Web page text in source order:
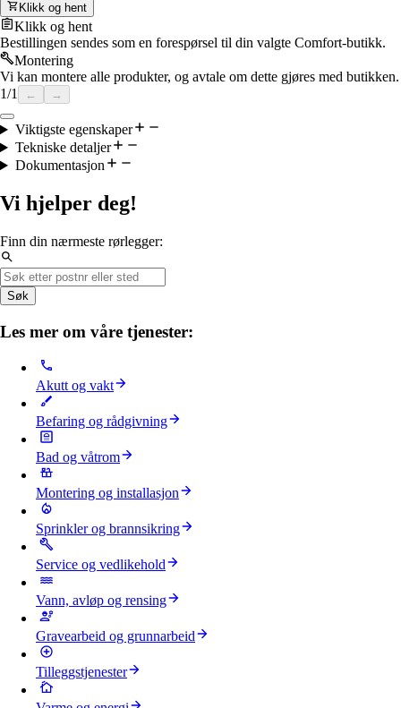
Klikk og hent
Klikk og hent
Bestillingen sendes som en forespørsel til din valgte Comfort-butikk.
Montering
Vi kan montere alle produkter, og avtale om dette gjøres med butikken.
1/1 ← →
Viktigste egenskaper
Tekniske detaljer
Dokumentasjon
Vi hjelper deg!
Finn din nærmeste rørlegger:
Søk
Les mer om våre tjenester:
Akutt og vakt
Befaring og rådgivning
Bad og våtrom
Montering og installasjon
Sprinkler og brannsikring
Service og vedlikehold
Vann, avløp og rensing
Gravearbeid og grunnarbeid
Tilleggstjenester